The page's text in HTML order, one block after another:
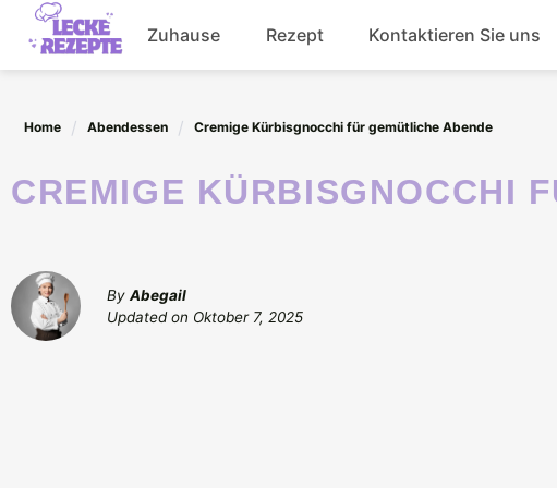
Skip
content
Zuhause Rezept Kontaktieren Sie uns
Home Abendessen Cremige Kürbisgnocchi für gemütliche Abende
CREMIGE KÜRBISGNOCCHI
By Abegail
Updated on Oktober 7, 2025